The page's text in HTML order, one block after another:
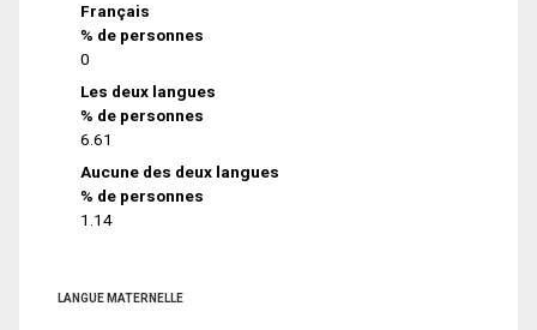
Français
% de personnes
0
Les deux langues
% de personnes
6.61
Aucune des deux langues
% de personnes
1.14
LANGUE MATERNELLE